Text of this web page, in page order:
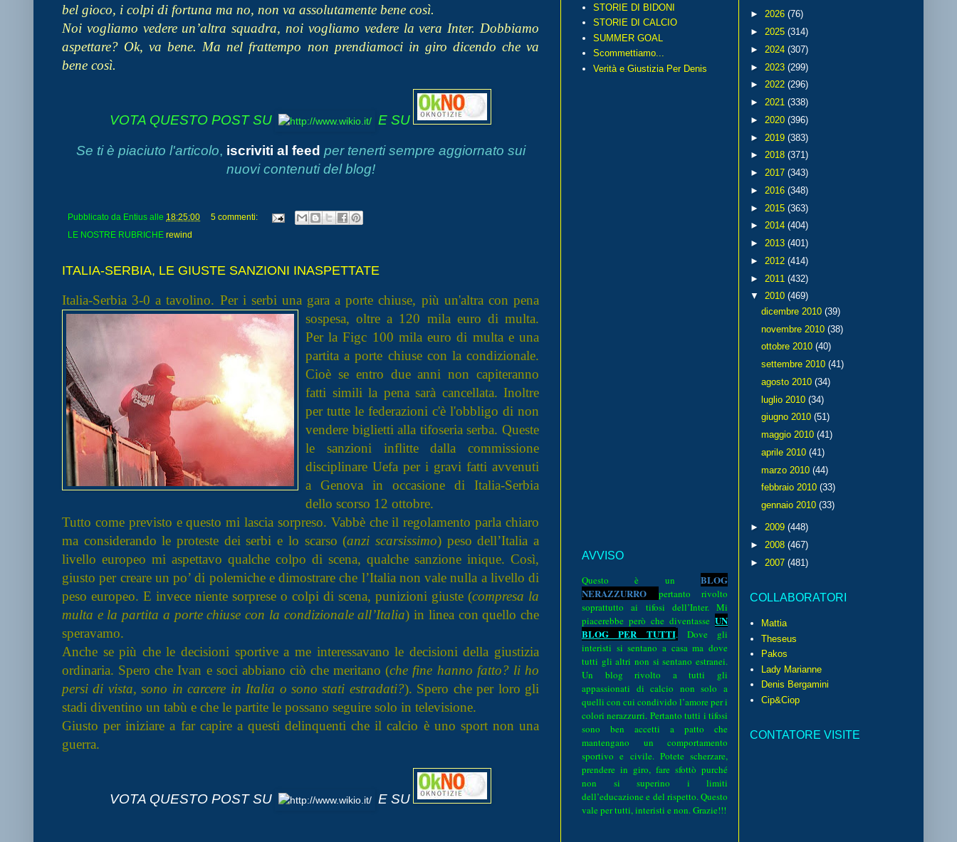
bel gioco, i colpi di fortuna ma no, non va assolutamente bene così.
Noi vogliamo vedere un’altra squadra, noi vogliamo vedere la vera Inter. Dobbiamo
aspettare? Ok, va bene. Ma nel frattempo non prendiamoci in giro dicendo che va
bene così.
VOTA QUESTO POST SU E SU
Se ti è piaciuto l'articolo, iscriviti al feed per tenerti sempre aggiornato sui
nuovi contenuti del blog!
Pubblicato da Entius alle 18:25:00
5 commenti:
LE NOSTRE RUBRICHE rewind
ITALIA-SERBIA, LE GIUSTE SANZIONI INASPETTATE
Italia-Serbia 3-0 a tavolino. Per i serbi una gara a porte chiuse, più un'altra con pena
sospesa, oltre a 120 mila euro di multa.
Per la Figc 100 mila euro di multa e una
partita a porte chiuse con la condizionale.
Cioè se entro due anni non capiteranno
fatti simili la pena sarà cancellata. Inoltre
per tutte le federazioni c'è l'obbligo di non
vendere biglietti alla tifoseria serba. Queste
le sanzioni inflitte dalla commissione
disciplinare Uefa per i gravi fatti avvenuti
a Genova in occasione di Italia-Serbia
dello scorso 12 ottobre.
Tutto come previsto e questo mi lascia sorpreso. Vabbè che il regolamento parla chiaro
ma considerando le proteste dei serbi e lo scarso (anzi scarsissimo) peso dell’Italia a
livello europeo mi aspettavo qualche colpo di scena, qualche sanzione inique. Così,
giusto per creare un po’ di polemiche e dimostrare che l’Italia non vale nulla a livello di
peso europeo. E invece niente sorprese o colpi di scena, punizioni giuste (compresa la
multa e la partita a porte chiuse con la condizionale all’Italia) in linea con quello che
speravamo.
Anche se più che le decisioni sportive a me interessavano le decisioni della giustizia
ordinaria. Spero che Ivan e soci abbiano ciò che meritano (che fine hanno fatto? li ho
persi di vista, sono in carcere in Italia o sono stati estradati?). Spero che per loro gli
stadi diventino un tabù e che le partite le possano seguire solo in televisione.
Giusto per iniziare a far capire a questi delinquenti che il calcio è uno sport non una
guerra.
VOTA QUESTO POST SU E SU
STORIE DI BIDONI
STORIE DI CALCIO
SUMMER GOAL
Scommettiamo...
Verità e Giustizia Per Denis
AVVISO
Questo è un BLOG
NERAZZURRO pertanto rivolto
soprattutto ai tifosi dell’Inter. Mi
piacerebbe però che diventasse UN
BLOG PER TUTTI.
Dove gli
interisti si sentano a casa ma dove
tutti gli altri non si sentano estranei.
Un blog rivolto a tutti gli
appassionati di calcio non solo a
quelli con cui condivido l’amore per i
colori nerazzurri. Pertanto tutti i tifosi
sono ben accetti a patto che
mantengano un comportamento
sportivo e civile. Potete scherzare,
prendere in giro, fare sfottò purché
non si superino i limiti
dell’educazione e del rispetto. Questo
vale per tutti, interisti e non. Grazie!!!
► 2026 (76)
► 2025 (314)
► 2024 (307)
► 2023 (299)
► 2022 (296)
► 2021 (338)
► 2020 (396)
► 2019 (383)
► 2018 (371)
► 2017 (343)
► 2016 (348)
► 2015 (363)
► 2014 (404)
► 2013 (401)
► 2012 (414)
► 2011 (432)
▼ 2010 (469)
dicembre 2010 (39)
novembre 2010 (38)
ottobre 2010 (40)
settembre 2010 (41)
agosto 2010 (34)
luglio 2010 (34)
giugno 2010 (51)
maggio 2010 (41)
aprile 2010 (41)
marzo 2010 (44)
febbraio 2010 (33)
gennaio 2010 (33)
► 2009 (448)
► 2008 (467)
► 2007 (481)
COLLABORATORI
Mattia
Theseus
Pakos
Lady Marianne
Denis Bergamini
Cip&Ciop
CONTATORE VISITE